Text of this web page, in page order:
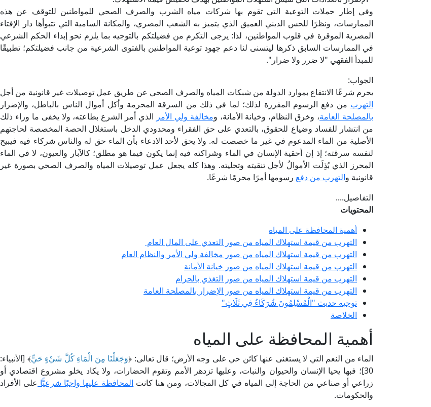
وفي إطار حملات التوعية التي تقوم بها شركات مياه الشرب والصرف الصحي للمواطنين للتوقف عن هذه
الممارسات، ونظرًا للحس الديني العميق الذي يتميز به الشعب المصري، والمكانة السامية التي تتبوأها دار الإفتاء
المصرية الموقرة في قلوب المواطنين، لذا: يرجى التكرم من فضيلتكم بالتوجيه بما يلزم نحو إبداء الحكم الشرعي
في الممارسات السابق ذكرها ليتسنى لنا دعم جهود توعية المواطنين بالفتوى الشرعية من جانب فضيلتكم؛ تطبيقًا
للمبدأ الفقهي "لا ضرر ولا ضرار".
الجواب:
يحرم شرعًا الانتفاع بموارد الدولة من شبكات المياه والصرف الصحي عن طريق عمل توصيلات غير قانونية من أجل
التهرب من دفع الرسوم المقررة لذلك؛ لما في ذلك من السرقة المحرمة وأكل أموال الناس بالباطل، والإضرار
بالمصلحة العامة، وخرق النظام، وخيانة الأمانة، ومخالفة ولي الأمر الذي أمر الشرع بطاعته، ولا يخفى ما وراء ذلك
من انتشار للفساد وضياع للحقوق، بالتعدي على حق الفقراء ومحدودي الدخل باستغلال الحصة المخصصة لحاجتهم
الأصلية من الماء المدعوم في غير ما خصصت له. ولا يحق لأحد الادعاء بأن الماء حق له والناس شركاء فيه فيبيح
لنفسه سرقته؛ إذ إن أحقية الإنسان في الماء وشراكته فيه إنما يكون فيما هو مطلق؛ كالآبار والعيون، لا في الماء
المحرز الذي بُذِلَت الأموالُ لأجل تنقيته وتحليته. وهذا كله يجعل عمل توصيلات المياه والصرف الصحي بصورة غير
قانونية والتهرب من دفع رسومها أمرًا محرمًا شرعًا.
التفاصيل....
المحتويات
أهمية المحافظة على المياه
التهرب من قيمة استهلاك المياه من صور التعدي على المال العام
التهرب من قيمة استهلاك المياه من صور مخالفة ولي الأمر والنظام العام
التهرب من قيمة استهلاك المياه من صور خيانة الأمانة
التهرب من قيمة استهلاك المياه من صور التغذي بالحرام
التهرب من قيمة استهلاك المياه من صور الإضرار بالمصلحة العامة
توجيه حديث "الْمُسْلِمُونَ شُرَكَاءُ فِي ثَلَاثٍ"
الخلاصة
أهمية المحافظة على المياه
الماء من النعم التي لا يستغنى عنها كائن حي على وجه الأرض؛ قال تعالى: ﴿وَجَعَلْنَا مِنَ الْمَاءِ كُلَّ شَيْءٍ حَيٍّ﴾ [الأنبياء:
30]؛ فبها يحيا الإنسان والحيوان والنبات، وعليها تزدهر الأمم وتقوم الحضارات، ولا يكاد يخلو مشروع اقتصادي أو
زراعي أو صناعي من الحاجة إلى المياه في كل المجالات، ومن هنا كانت المحافظة عليها واجبًا شرعيًّا على الأفراد
والحكومات.